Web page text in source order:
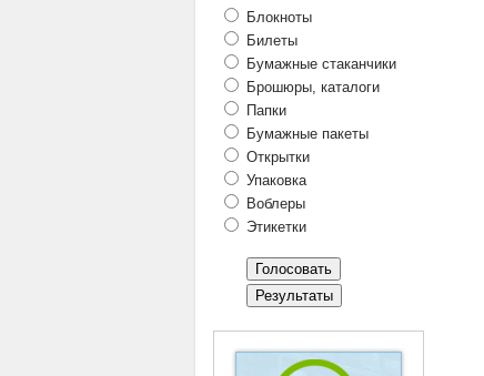
Блокноты
Билеты
Бумажные стаканчики
Брошюры, каталоги
Папки
Бумажные пакеты
Открытки
Упаковка
Воблеры
Этикетки